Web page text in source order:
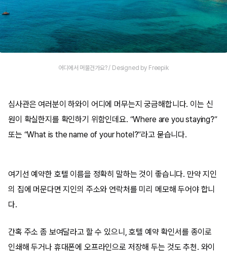
어디에서 머물건가요? / Designed by Freepik
심사관은 여러분이 하와이 어디에 머무는지 궁금해합니다. 이는 신
원이 확실한지를 확인하기 위함인데요. “Where are you staying?”
또는 “What is the name of your hotel?”라고 묻습니다.
여기선 예약한 호텔 이름을 정확히 말하는 것이 좋습니다. 만약 지인
의 집에 머문다면 지인의 주소와 연락처를 미리 메모해 두어야 합니
다.
간혹 주소 좀 보여달라고 할 수 있으니, 호텔 예약 확인서를 종이로
인쇄해 두거나 휴대폰에 오프라인으로 저장해 두는 것도 추천. 와이